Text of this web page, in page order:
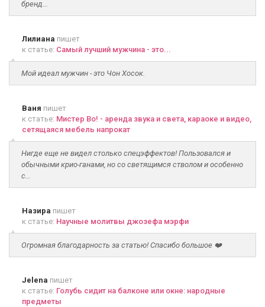
бренд...
Лилиана пишет
к статье: Самый лучший мужчина - это...
Мой идеал мужчин - это Чон Хосок.
Ваня пишет
к статье: Мистер Во! - аренда звука и света, караоке и видео,
сетящаяся мебель напрокат
Нигде еще не видел столько спецэффектов! Пользовался и
обычными крио-ганами, но со светящимся стволом и особенно
с...
Назира пишет
к статье: Научные молитвы джозефа мэрфи
Огромная благодарность за статью! Спасибо большое ❤️
Jelena пишет
к статье: Голубь сидит на балконе или окне: народные
предметы